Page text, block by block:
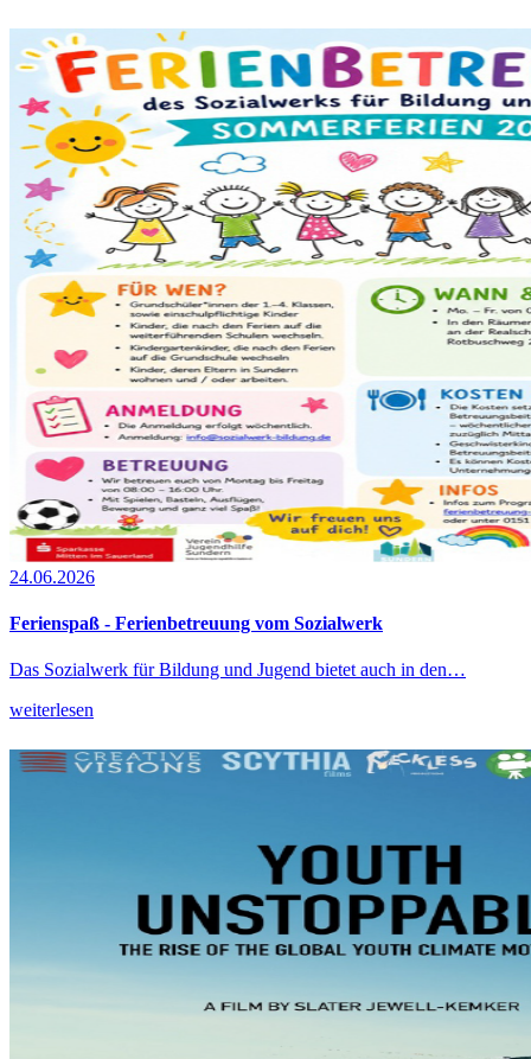
24.06.2026
Ferienspaß - Ferienbetreuung vom Sozialwerk
Das Sozialwerk für Bildung und Jugend bietet auch in den…
weiterlesen